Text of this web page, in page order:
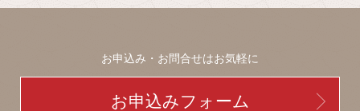
お申込み・お問合せはお気軽に
お申込みフォーム